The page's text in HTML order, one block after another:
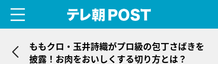
ももクロ・玉井詩織がプロ級の包丁さばきを
披露！お肉をおいしくする切り方とは？